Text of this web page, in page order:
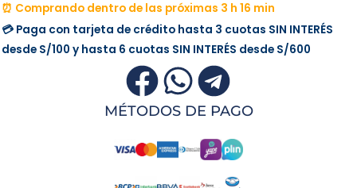
⏰ Comprando dentro de las próximas 3 h 16 min
💳 Paga con tarjeta de crédito hasta 3 cuotas SIN INTERÉS
desde S/100 y hasta 6 cuotas SIN INTERÉS desde S/600
MÉTODOS DE PAGO